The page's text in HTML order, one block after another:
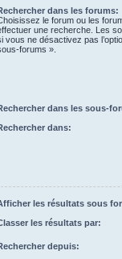
dans les forums:
le forum ou les
une recherche. Les
vous ne désactivez pas
forums ».
dans les sous-
dans:
les résultats sous
les résultats par:
depuis: